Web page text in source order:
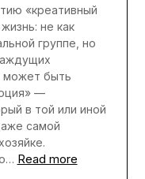
«креативный
не как
группе, но
может быть
—
в той или иной
самой
Read more